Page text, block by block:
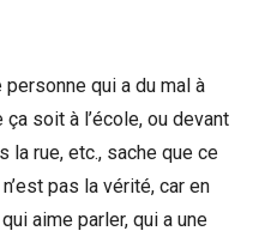
qui a du mal à
soit à l’école, ou devant
la rue, etc., sache que ce
pas la vérité, car en
aime parler, qui a une